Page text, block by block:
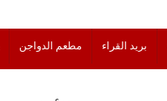
بريد القراء مطعم الدواجن